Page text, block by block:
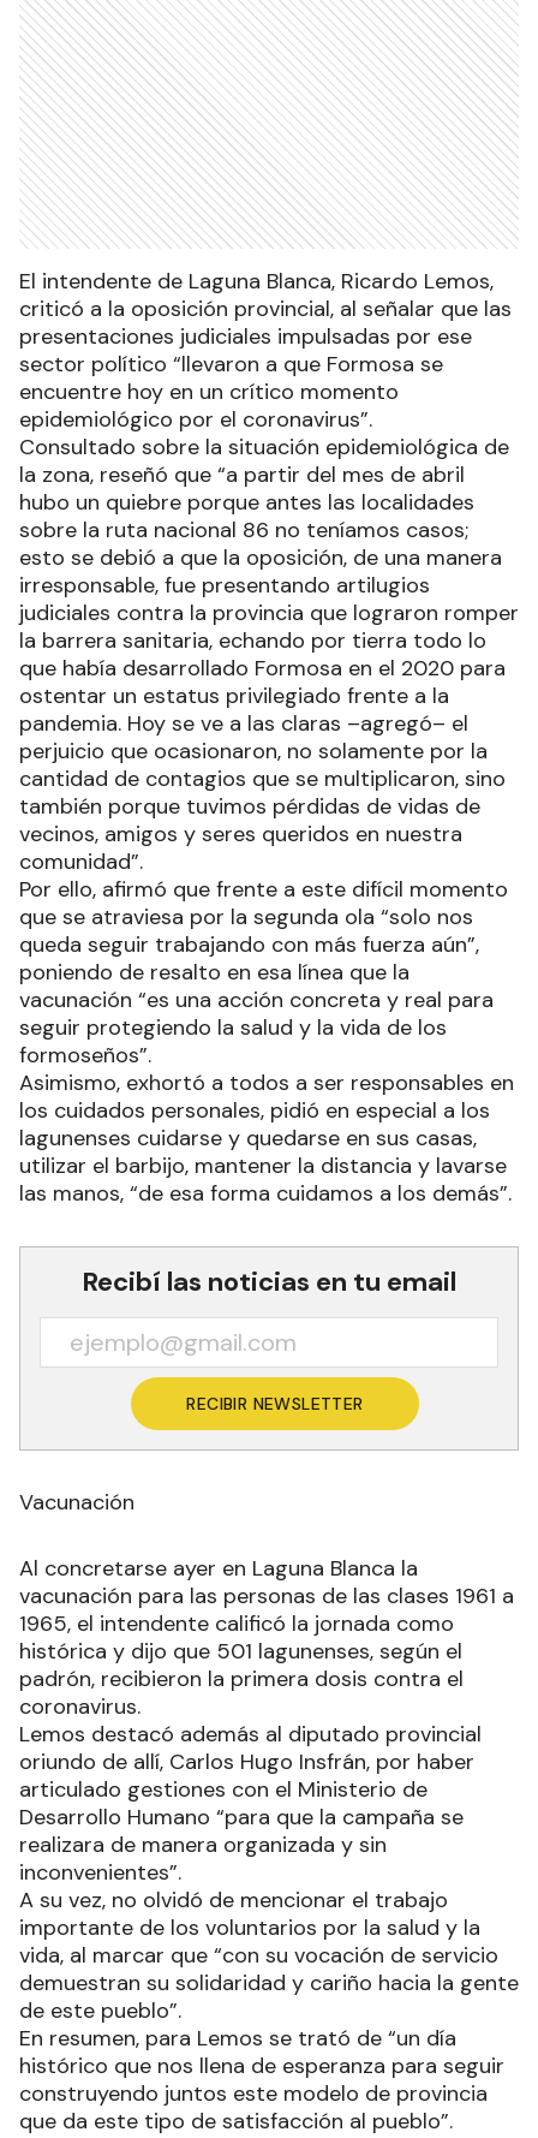
El intendente de Laguna Blanca, Ricardo Lemos,
criticó a la oposición provincial, al señalar que las
presentaciones judiciales impulsadas por ese
sector político “llevaron a que Formosa se
encuentre hoy en un crítico momento
epidemiológico por el coronavirus”.
Consultado sobre la situación epidemiológica de
la zona, reseñó que “a partir del mes de abril
hubo un quiebre porque antes las localidades
sobre la ruta nacional 86 no teníamos casos;
esto se debió a que la oposición, de una manera
irresponsable, fue presentando artilugios
judiciales contra la provincia que lograron romper
la barrera sanitaria, echando por tierra todo lo
que había desarrollado Formosa en el 2020 para
ostentar un estatus privilegiado frente a la
pandemia. Hoy se ve a las claras –agregó– el
perjuicio que ocasionaron, no solamente por la
cantidad de contagios que se multiplicaron, sino
también porque tuvimos pérdidas de vidas de
vecinos, amigos y seres queridos en nuestra
comunidad”.
Por ello, afirmó que frente a este difícil momento
que se atraviesa por la segunda ola “solo nos
queda seguir trabajando con más fuerza aún”,
poniendo de resalto en esa línea que la
vacunación “es una acción concreta y real para
seguir protegiendo la salud y la vida de los
formoseños”.
Asimismo, exhortó a todos a ser responsables en
los cuidados personales, pidió en especial a los
lagunenses cuidarse y quedarse en sus casas,
utilizar el barbijo, mantener la distancia y lavarse
las manos, “de esa forma cuidamos a los demás”.
Recibí las noticias en tu email
RECIBIR NEWSLETTER
Vacunación
Al concretarse ayer en Laguna Blanca la
vacunación para las personas de las clases 1961 a
1965, el intendente calificó la jornada como
histórica y dijo que 501 lagunenses, según el
padrón, recibieron la primera dosis contra el
coronavirus.
Lemos destacó además al diputado provincial
oriundo de allí, Carlos Hugo Insfrán, por haber
articulado gestiones con el Ministerio de
Desarrollo Humano “para que la campaña se
realizara de manera organizada y sin
inconvenientes”.
A su vez, no olvidó de mencionar el trabajo
importante de los voluntarios por la salud y la
vida, al marcar que “con su vocación de servicio
demuestran su solidaridad y cariño hacia la gente
de este pueblo”.
En resumen, para Lemos se trató de “un día
histórico que nos llena de esperanza para seguir
construyendo juntos este modelo de provincia
que da este tipo de satisfacción al pueblo”.